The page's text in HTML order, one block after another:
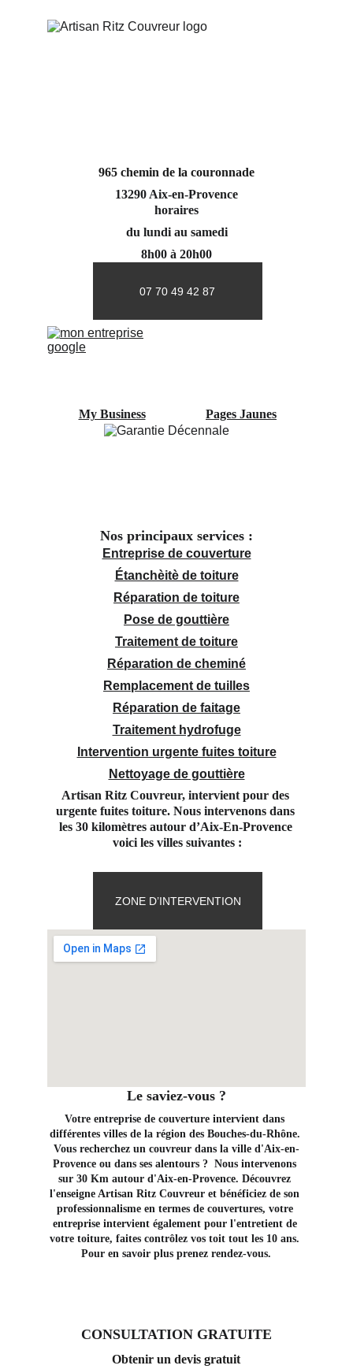
07 70 49 42 87
965 chemin de la couronnade
13290 Aix-en-Provence
horaires
du lundi au samedi
8h00 à 20h00
My Business Pages Jaunes
Nos principaux services :
Entreprise de couverture
Étanchèitè de toiture
Réparation de toiture
Pose de gouttière
Traitement de toiture
Réparation de cheminé
Remplacement de tuilles
Réparation de faitage
Traitement hydrofuge
Intervention urgente fuites toiture
Nettoyage de gouttière
Artisan Ritz Couvreur, intervient pour des
urgente fuites toiture. Nous intervenons dans
les 30 kilomètres autour d’Aix-En-Provence
voici les villes suivantes :
ZONE D’INTERVENTION
Le saviez-vous ?
Votre entreprise de couverture intervient dans
différentes villes de la région des Bouches-du-Rhône.
Vous recherchez un couvreur dans la ville d'Aix-en-
Provence ou dans ses alentours ?  Nous intervenons
sur 30 Km autour d'Aix-en-Provence. Découvrez
l'enseigne Artisan Ritz Couvreur et bénéficiez de son
professionnalisme en termes de couvertures, votre
entreprise intervient également pour l'entretient de
votre toiture, faites contrôlez vos toit tout les 10 ans.
Pour en savoir plus prenez rendez-vous.
CONSULTATION GRATUITE
Obtenir un devis gratuit